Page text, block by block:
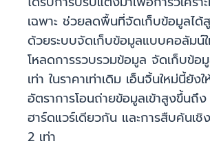
เฉพาะ ช่วยลดพื้นที่จัดเก็บข้อมูลไ
ด้วยระบบจัดเก็บข้อมูลแบบคอลัมน์ใ
โหลดการรวบรวมข้อมูล จัดเก็บข้อ
เท่า ในราคาเท่าเดิม เอ็นจิ้นใหม่นี้ยั
อัตราการโอนถ่ายข้อมูลเข้าสูงขึ้นถึ
ฮาร์ดแวร์เดียวกัน และการสืบค้นเชิ
2 เท่า